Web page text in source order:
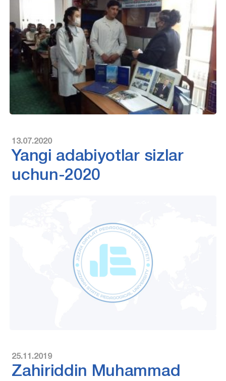
13.07.2020
Yangi adabiyotlar sizlar
uchun-2020
25.11.2019
Zahiriddin Muhammad